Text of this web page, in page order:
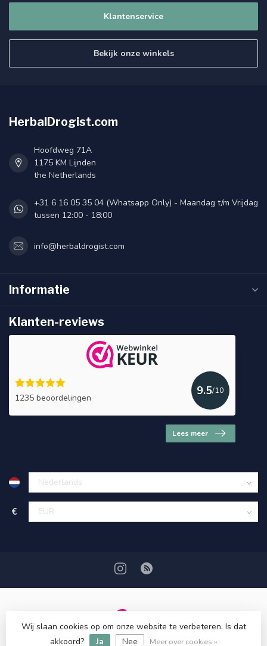
Klantenservice
Bekijk onze winkels
HerbalDrogist.com
Hoofdweg 71A
1175 KM Lijnden
the Netherlands
+31 6 16 05 35 04 (Whatsapp Only) - Maandag t/m Vrijdag
tussen 12:00 - 18:00
info@herbaldrogist.com
Informatie
Klanten-reviews
1235 beoordelingen
9.5/10
Lees meer
€
© Copyright 2026 HerbalDrogist.com
Wij slaan cookies op om onze website te verbeteren. Is dat
akkoord?
Ja Nee Meer over cookies »